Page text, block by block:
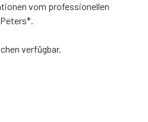
vom professionellen
verfügbar.